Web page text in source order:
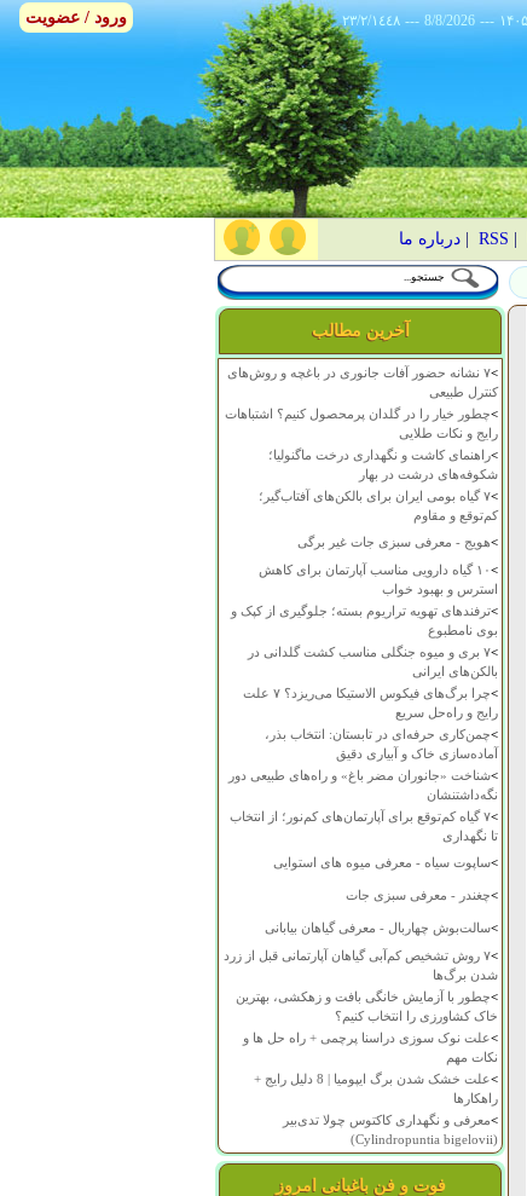
٢٣/٢/١٤٤٨ --- 8/8/2026 ---
RSS
|درباره ما
آخرین مطالب
>
۷ نشانه حضور آفات جانوری در باغچه و روش‌های
کنترل طبیعی
>چطور خیار را در گلدان پرمحصول کنیم؟ اشتباهات
رایج و نکات طلایی
>راهنمای کاشت و نگهداری درخت ماگنولیا؛
شکوفه‌های درشت در بهار
>
۷ گیاه بومی ایران برای بالکن‌های آفتاب‌گیر؛
کم‌توقع و مقاوم
>هویج - معرفی سبزی جات غیر برگی
>
۱۰ گیاه دارویی مناسب آپارتمان برای کاهش
استرس و بهبود خواب
>ترفندهای تهویه تراریوم بسته؛ جلوگیری از کپک و
بوی نامطبوع
>
۷ بری و میوه جنگلی مناسب کشت گلدانی در
بالکن‌های ایرانی
>
چرا برگ‌های فیکوس الاستیکا می‌ریزد؟ ۷ علت
رایج و راه‌حل سریع
>چمن‌کاری حرفه‌ای در تابستان: انتخاب بذر،
آماده‌سازی خاک و آبیاری دقیق
>شناخت «جانوران مضر باغ» و راه‌های طبیعی دور
نگه‌داشتنشان
>
۷ گیاه کم‌توقع برای آپارتمان‌های کم‌نور؛ از انتخاب
تا نگهداری
>ساپوت سیاه - معرفی میوه های استوایی
>چغندر - معرفی سبزی جات
>سالت‌بوش چهاربال - معرفی گیاهان بیابانی
>
۷ روش تشخیص کم‌آبی گیاهان آپارتمانی قبل از زرد
شدن برگ‌ها
>چطور با آزمایش خانگی بافت و زهکشی، بهترین
خاک کشاورزی را انتخاب کنیم؟
>علت نوک سوزی دراسنا پرچمی + راه حل ها و
نکات مهم
>
علت خشک شدن برگ ایپومیا | 8 دلیل رایج +
راهکارها
>معرفی و نگهداری کاکتوس چولا تدی‌بیر
(Cylindropuntia bigelovii)
فوت و فن باغبانی امروز
ورود / عضویت